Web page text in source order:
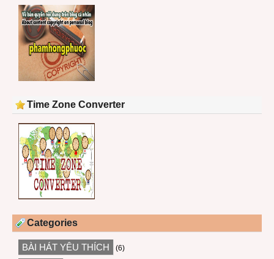
Time Zone Converter
Categories
BÀI HÁT YÊU THÍCH (6)